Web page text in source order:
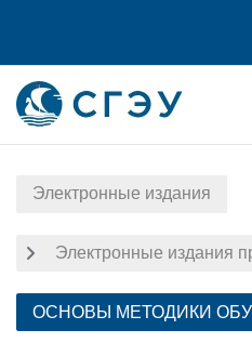
Электронные издания
Электронные издания
ОСНОВЫ МЕТОДИКИ